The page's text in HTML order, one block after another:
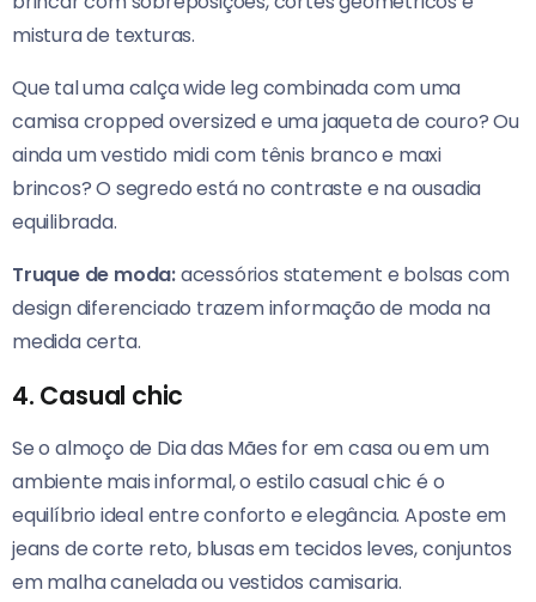
mistura de texturas.
Que tal uma calça wide leg combinada com uma
camisa cropped oversized e uma jaqueta de couro? Ou
ainda um vestido midi com tênis branco e maxi
brincos? O segredo está no contraste e na ousadia
equilibrada.
Truque de moda:acessórios statement e bolsas com
design diferenciado trazem informação de moda na
medida certa.
4. Casual chic
Se o almoço de Dia das Mães for em casa ou em um
ambiente mais informal, o estilo casual chic é o
equilíbrio ideal entre conforto e elegância. Aposte em
jeans de corte reto, blusas em tecidos leves, conjuntos
em malha canelada ou vestidos camisaria.